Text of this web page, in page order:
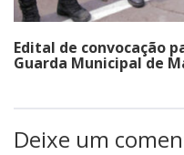
Edital de convocação
Guarda Municipal de
Deixe um